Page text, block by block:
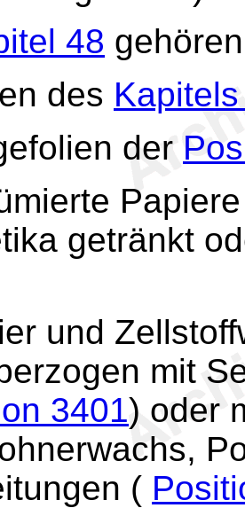
48
des
der
getränkt
und
mit
3401) oder
(